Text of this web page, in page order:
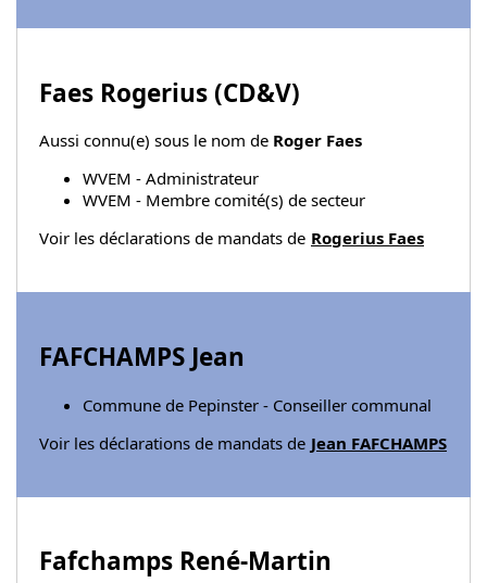
Faes Rogerius (CD&V)
Aussi connu(e) sous le nom de Roger Faes
WVEM - Administrateur
WVEM - Membre comité(s) de secteur
Voir les déclarations de mandats de Rogerius Faes
FAFCHAMPS Jean
Commune de Pepinster - Conseiller communal
Voir les déclarations de mandats de Jean FAFCHAMPS
Fafchamps René-Martin